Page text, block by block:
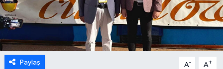
Paylaş A- A+